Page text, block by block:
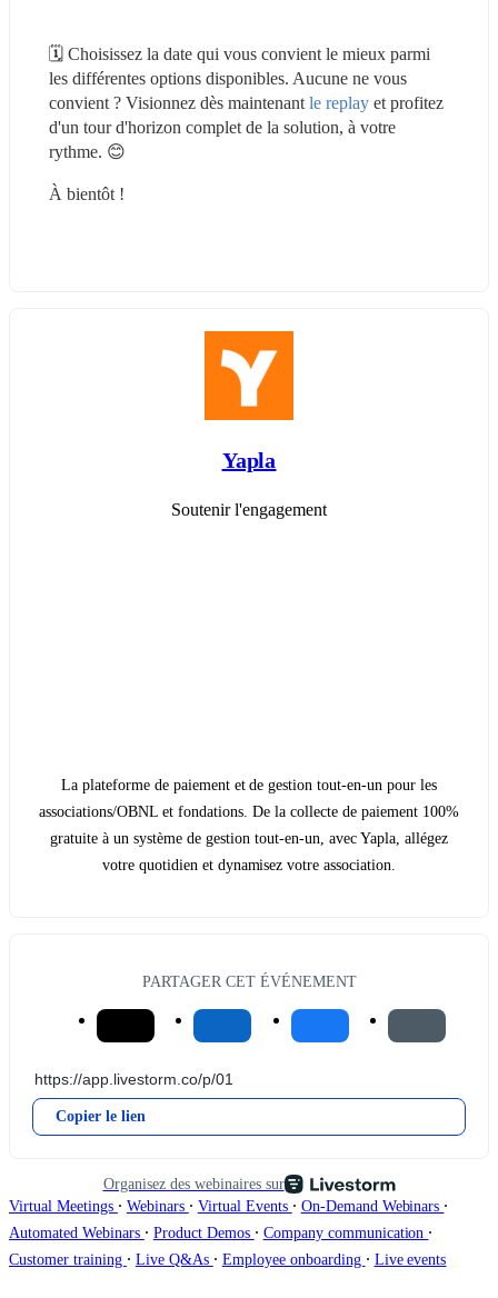
🗓 Choisissez la date qui vous convient le mieux parmi
les différentes options disponibles. Aucune ne vous
convient ? Visionnez dès maintenant le replay et profitez
d'un tour d'horizon complet de la solution, à votre
rythme. 😊
À bientôt !
Yapla
Soutenir l'engagement
La plateforme de paiement et de gestion tout-en-un pour les
associations/OBNL et fondations. De la collecte de paiement 100%
gratuite à un système de gestion tout-en-un, avec Yapla, allégez
votre quotidien et dynamisez votre association.
PARTAGER CET ÉVÉNEMENT
Copier le lien
Organisez des webinaires sur
Virtual Meetings ∙ Webinars ∙ Virtual Events ∙ On-Demand Webinars ∙
Automated Webinars ∙ Product Demos ∙ Company communication ∙
Customer training ∙ Live Q&As ∙ Employee onboarding ∙ Live events